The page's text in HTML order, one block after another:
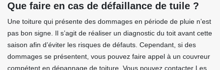
Que faire en cas de défaillance de tuile ?
Une toiture qui présente des dommages en période de pluie n’est
pas bon signe. Il s’agit de réaliser un diagnostic du toit avant cette
saison afin d’éviter les risques de défauts. Cependant, si des
dommages se présentent, vous pouvez faire appel à un couvreur
compétent en dépannage de toiture. Vous pouvez contacter Les